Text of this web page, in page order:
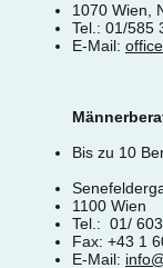
1070 Wien,
Tel.: 01/585
E-Mail:
Bis zu 10
1100 Wien
Tel.: 01/
Fax: +43 1
E-Mail: